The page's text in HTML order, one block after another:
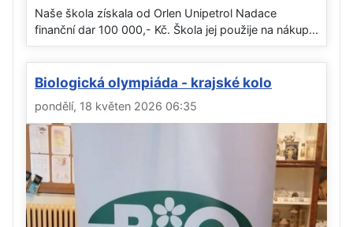
Naše škola získala od Orlen Unipetrol Nadace
finanční dar 100 000,- Kč. Škola jej použije na nákup...
Biologická olympiáda - krajské kolo
pondělí, 18 květen 2026 06:35